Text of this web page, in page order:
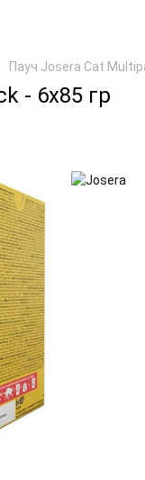
Пауч Josera Cat
- 6х85 гр